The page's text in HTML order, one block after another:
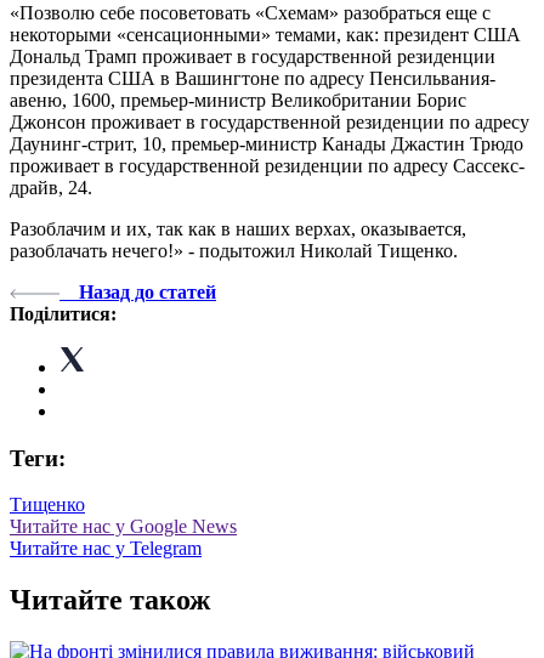
«Позволю себе посоветовать «Схемам» разобраться еще с
некоторыми «сенсационными» темами, как: президент США
Дональд Трамп проживает в государственной резиденции
президента США в Вашингтоне по адресу Пенсильвания-
авеню, 1600, премьер-министр Великобритании Борис
Джонсон проживает в государственной резиденции по адресу
Даунинг-стрит, 10, премьер-министр Канады Джастин Трюдо
проживает в государственной резиденции по адресу Сассекс-
драйв, 24.
Разоблачим и их, так как в наших верхах, оказывается,
разоблачать нечего!» - подытожил Николай Тищенко.
Назад до статей
Поділитися:
Теги:
Тищенко
Читайте нас у Google News
Читайте нас у Telegram
Читайте також